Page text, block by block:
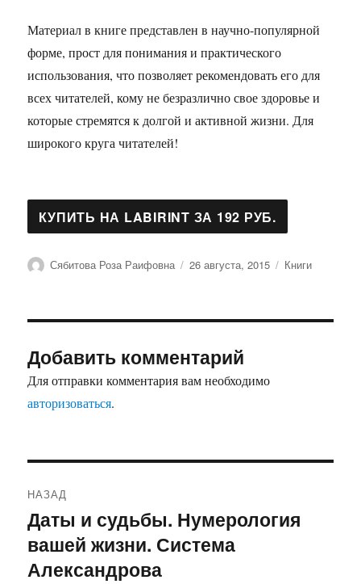
Материал в книге представлен в научно-популярной
форме, прост для понимания и практического
использования, что позволяет рекомендовать его для
всех читателей, кому не безразлично свое здоровье и
которые стремятся к долгой и активной жизни. Для
широкого круга читателей!
Автор
Сябитова Роза Раифовна Опубликовано
26 августа, 2015 Рубрики
Книги
Добавить комментарий
Для отправки комментария вам необходимо
авторизоваться.
по
записям
НАЗАД
Предыдущая
запись:
Даты и судьбы. Нумерология
вашей жизни. Система
Александрова